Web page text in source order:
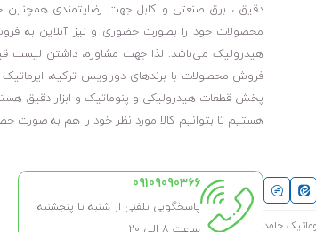
دقیق ، برق صنعتی و کابل جهت رضایتمندی همچنین
محصولات خود را بصورت حضوری و نیز آنلاین به
هیدرولیک می‌باشد. لذا جهت مشاوره، داشتن لیست
فروش محصولات با برندهای دوراویس ترکیه،
هستیم تا بتوانیم کالا مورد نظر خود را هم به
09109090366
پاسخگویی تلفنی از شنبه تا پنجشنبه
ساعت 8 الی ۲۰